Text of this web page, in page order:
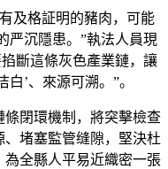
及格証明的豬肉，可能
严沉隱患。”執法人員現
斷這條灰色產業鏈，讓
’、來源可溯。”。
閉環機制，將突擊檢查
堵塞監管缝隙，堅決杜
全縣人平易近織密一張